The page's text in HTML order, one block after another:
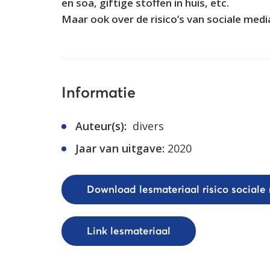
Maar ook over de risico’s van sociale
Informatie
Auteur(s): divers
Jaar van uitgave: 2020
Download lesmateriaal risico sociale
Link lesmateriaal